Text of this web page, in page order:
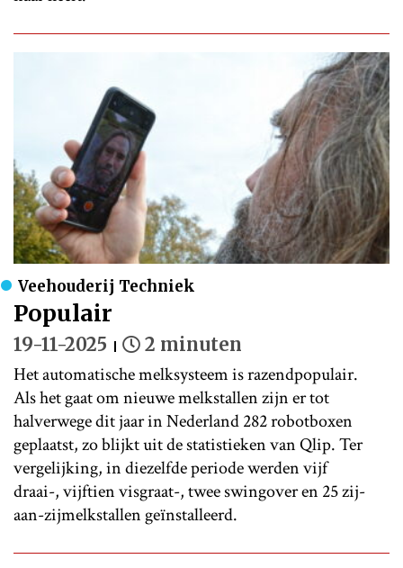
Veehouderij Techniek
Populair
19-11-2025 2 minuten
Het automatische melksysteem is razendpopulair.
Als het gaat om nieuwe melkstallen zijn er tot
halverwege dit jaar in Nederland 282 robotboxen
geplaatst, zo blijkt uit de statistieken van Qlip. Ter
vergelijking, in diezelfde periode werden vijf
draai-, vijftien visgraat-, twee swingover en 25 zij-
aan-zijmelkstallen geïnstalleerd.